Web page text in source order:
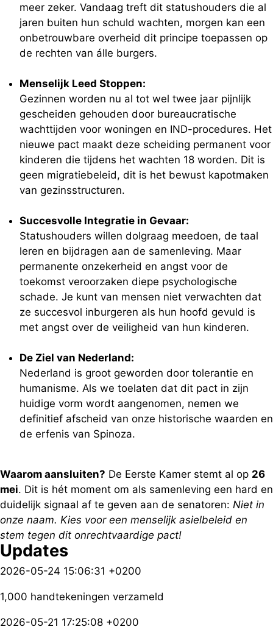
meer zeker. Vandaag treft dit statushouders die al
jaren buiten hun schuld wachten, morgen kan een
onbetrouwbare overheid dit principe toepassen op
de rechten van álle burgers.
Menselijk Leed Stoppen:
Gezinnen worden nu al tot wel twee jaar pijnlijk
gescheiden gehouden door bureaucratische
wachttijden voor woningen en IND-procedures. Het
nieuwe pact maakt deze scheiding permanent voor
kinderen die tijdens het wachten 18 worden. Dit is
geen migratiebeleid, dit is het bewust kapotmaken
van gezinsstructuren.
Succesvolle Integratie in Gevaar:
Statushouders willen dolgraag meedoen, de taal
leren en bijdragen aan de samenleving. Maar
permanente onzekerheid en angst voor de
toekomst veroorzaken diepe psychologische
schade. Je kunt van mensen niet verwachten dat
ze succesvol inburgeren als hun hoofd gevuld is
met angst over de veiligheid van hun kinderen.
De Ziel van Nederland:
Nederland is groot geworden door tolerantie en
humanisme. Als we toelaten dat dit pact in zijn
huidige vorm wordt aangenomen, nemen we
definitief afscheid van onze historische waarden en
de erfenis van Spinoza.
Waarom aansluiten? De Eerste Kamer stemt al op 26
mei. Dit is hét moment om als samenleving een hard en
duidelijk signaal af te geven aan de senatoren: Niet in
onze naam. Kies voor een menselijk asielbeleid en
stem tegen dit onrechtvaardige pact!
Updates
2026-05-24 15:06:31 +0200
1,000 handtekeningen verzameld
2026-05-21 17:25:08 +0200